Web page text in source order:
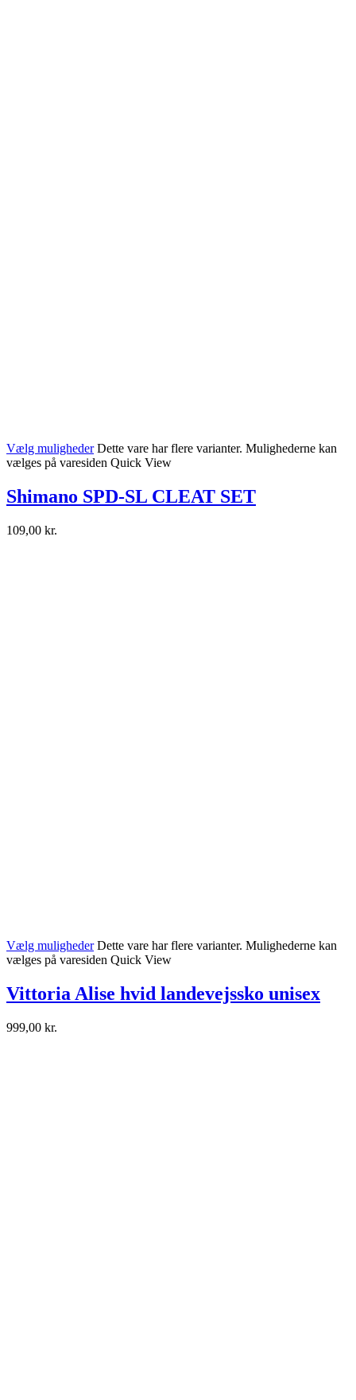
Vælg muligheder Dette vare har flere varianter. Mulighederne kan
vælges på varesiden Quick View
Shimano SPD-SL CLEAT SET
109,00 kr.
Vælg muligheder Dette vare har flere varianter. Mulighederne kan
vælges på varesiden Quick View
Vittoria Alise hvid landevejssko unisex
999,00 kr.